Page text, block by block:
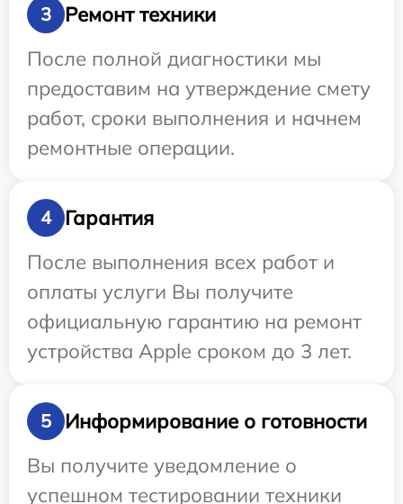
3
Ремонт техники
После полной диагностики мы
предоставим на утверждение смету
работ, сроки выполнения и начнем
ремонтные операции.
4
Гарантия
После выполнения всех работ и
оплаты услуги Вы получите
официальную гарантию на ремонт
устройства Apple сроком до 3 лет.
5
Информирование о готовности
Вы получите уведомление о
успешном тестировании техники